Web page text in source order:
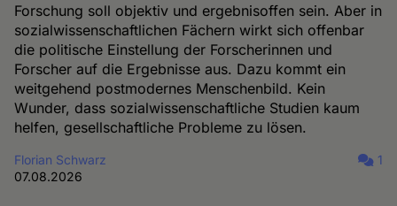
Forschung soll objektiv und ergebnisoffen sein. Aber in
sozialwissenschaftlichen Fächern wirkt sich offenbar
die politische Einstellung der Forscherinnen und
Forscher auf die Ergebnisse aus. Dazu kommt ein
weitgehend postmodernes Menschenbild. Kein
Wunder, dass sozialwissenschaftliche Studien kaum
helfen, gesellschaftliche Probleme zu lösen.
Florian Schwarz
07.08.2026
1